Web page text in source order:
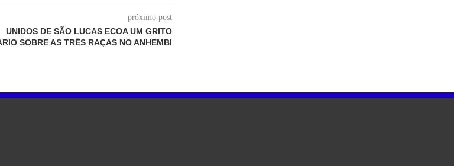
próximo post
UNIDOS DE SÃO LUCAS ECOA UM GRITO
SOBRE AS TRÊS RAÇAS NO ANHEMBI